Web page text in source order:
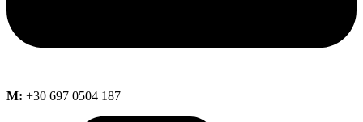
M: +30 697 0504 187